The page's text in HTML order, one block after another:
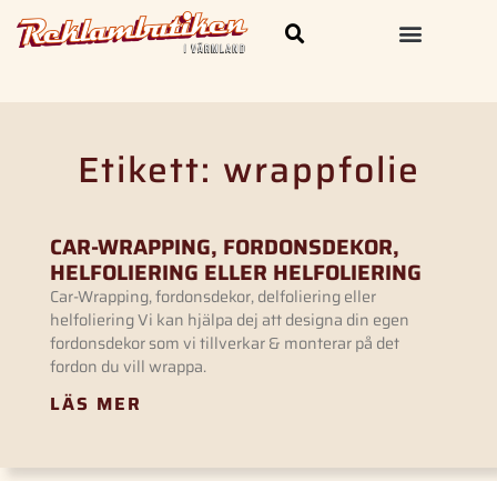
Etikett: wrappfolie
CAR-WRAPPING, FORDONSDEKOR,
HELFOLIERING ELLER HELFOLIERING
Car-Wrapping, fordonsdekor, delfoliering eller
helfoliering Vi kan hjälpa dej att designa din egen
fordonsdekor som vi tillverkar & monterar på det
fordon du vill wrappa.
LÄS MER